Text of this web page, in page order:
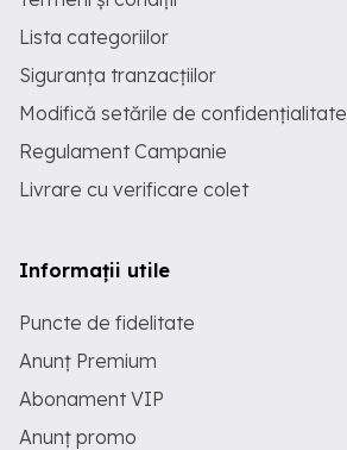
Lista categoriilor
Siguranța tranzacțiilor
Modifică setările de confidențialitate
Regulament Campanie
Livrare cu verificare colet
Informații utile
Puncte de fidelitate
Anunț Premium
Abonament VIP
Anunț promo